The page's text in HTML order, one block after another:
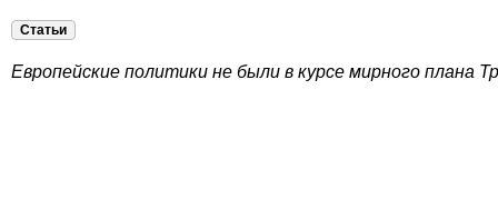
Статьи
Европейские политики не были в курсе мирного плана